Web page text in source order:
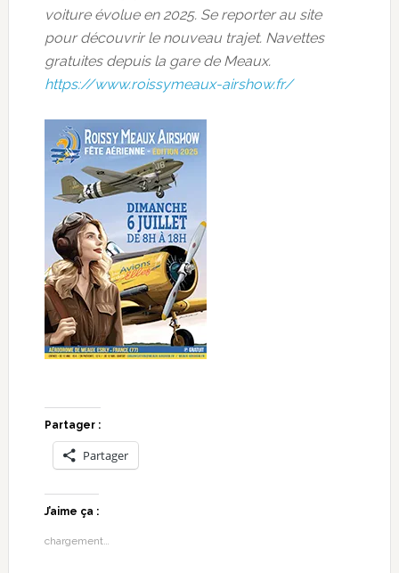
voiture évolue en 2025. Se reporter au site
pour découvrir le nouveau trajet. Navettes
gratuites depuis la gare de Meaux.
https://www.roissymeaux-airshow.fr/
Partager :
Partager
J’aime ça :
chargement…